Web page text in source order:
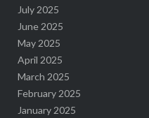
July 2025
June 2025
May 2025
April 2025
March 2025
February 2025
January 2025